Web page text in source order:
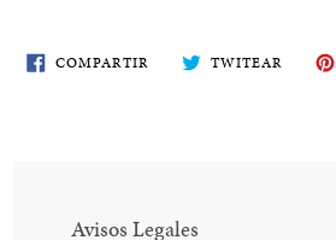
COMPARTIR COMPARTE
EN
TWITEAR TWITEA
EN
Avisos Legales